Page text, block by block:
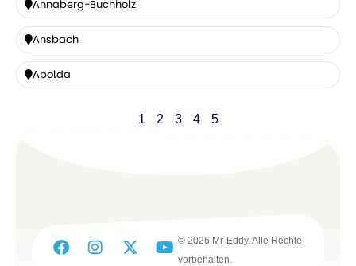
Annaberg-Buchholz
Annaberg-
Ansbach
Ansbach
Apolda
Apolda
1 2 3 4 5
© 2026 Mr-Eddy. Alle Rechte
vorbehalten.